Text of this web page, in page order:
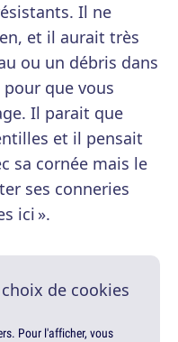
Il ne
et il aurait très
ou un débris dans
que vous
Il parait que
et il pensait
sa cornée mais le
ses conneries
ici ».
de cookies
Pour l'afficher, vous